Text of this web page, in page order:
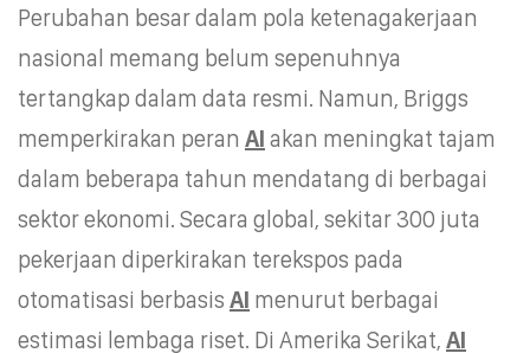
Perubahan besar dalam pola ketenagakerjaan
nasional memang belum sepenuhnya
tertangkap dalam data resmi. Namun, Briggs
memperkirakan peran AI akan meningkat tajam
dalam beberapa tahun mendatang di berbagai
sektor ekonomi. Secara global, sekitar 300 juta
pekerjaan diperkirakan terekspos pada
otomatisasi berbasis AI menurut berbagai
estimasi lembaga riset. Di Amerika Serikat, AI